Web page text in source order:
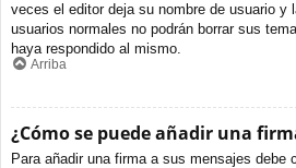
veces el editor deja su nombre de usuario y
usuarios normales no podrán borrar sus
haya respondido al mismo.
Arriba
¿Cómo se puede añadir una
Para añadir una firma a sus mensajes debe